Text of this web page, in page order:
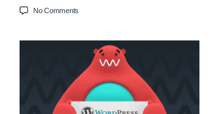
author
No Comments
všímat
výběru
důvěryhodného
pluginu
do
WordPressu